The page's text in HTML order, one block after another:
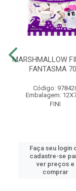
MARSHMALLOW
FANTASMA
Código:
Embalagem:
FINI
Faça seu login
cadastre-se
ver preços e
comprar